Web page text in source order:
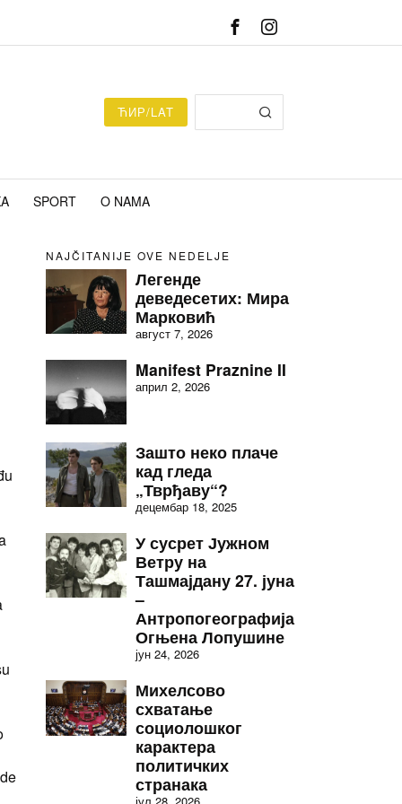
ЋИР/LAT
SPORT O NAMA
NAJČITANIJE OVE NEDELJE
Легенде
деведесетих: Мира
Марковић
август 7, 2026
Manifest Praznine II
април 2, 2026
Зашто неко плаче
кад гледа
„Тврђаву“?
децембар 18, 2025
У сусрет Јужном
Ветру на
Ташмајдану 27. јуна
–
Антропогеографија
Огњена Лопушине
јун 24, 2026
Михелсово
схватање
социолошког
карактера
политичких
странака